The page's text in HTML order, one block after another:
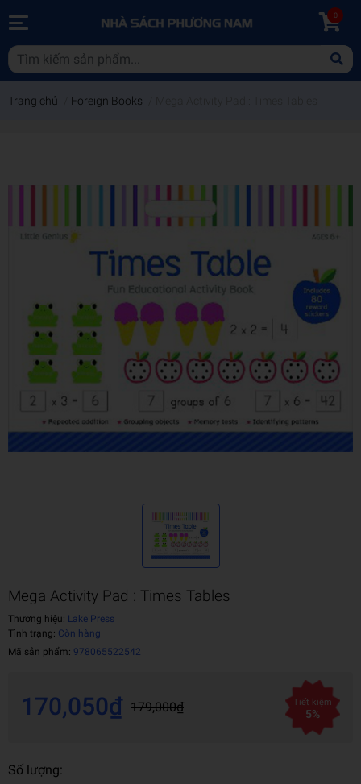
0
Trang chủ Foreign Books
Mega Activity Pad : Times Tables
Thương hiệu: Lake Press
Tình trạng: Còn hàng
Mã sản phẩm: 978065522542
170,050₫ 179,000₫ Tiết kiệm
5%
Số lượng: